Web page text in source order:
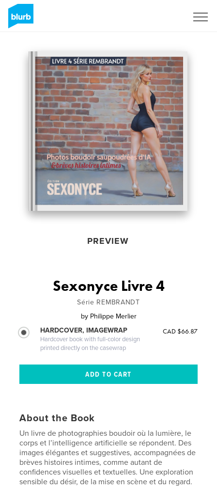
PREVIEW
Sexonyce Livre 4
Série REMBRANDT
by Philippe Merlier
HARDCOVER, IMAGEWRAP
Hardcover book with full-color design
printed directly on the casewrap
CAD $66.87
About the Book
Un livre de photographies boudoir où la lumière, le
corps et l’intelligence artificielle se répondent. Des
images élégantes et suggestives, accompagnées de
brèves histoires intimes, comme autant de
confidences visuelles et textuelles. Une exploration
sensible du désir, de la mise en scène et du regard.